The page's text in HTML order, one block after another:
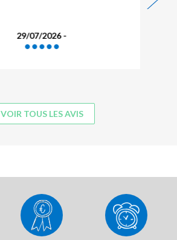
29/07/2026 -
VOIR TOUS LES AVIS